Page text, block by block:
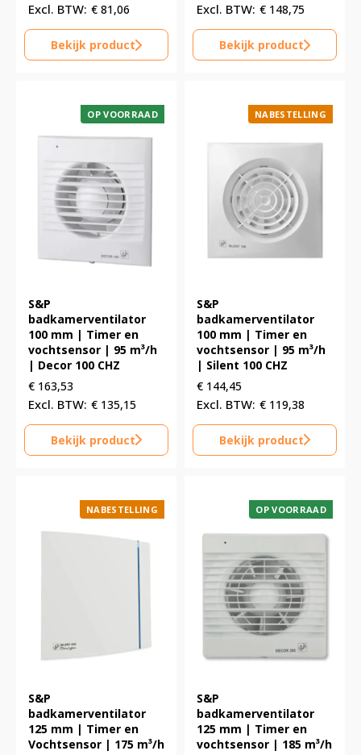
€ 81,06
Bekijk product
€ 148,75
Bekijk product
OP VOORRAAD
S&P
badkamerventilator
100 mm | Timer en
vochtsensor | 95 m³/h
| Decor 100 CHZ
€ 163,53
€ 135,15
Bekijk product
NABESTELLING
S&P
badkamerventilator
100 mm | Timer en
vochtsensor | 95 m³/h
| Silent 100 CHZ
€ 144,45
€ 119,38
Bekijk product
NABESTELLING
S&P
badkamerventilator
125 mm | Timer en
Vochtsensor | 175 m³/h
OP VOORRAAD
S&P
badkamerventilator
125 mm | Timer en
vochtsensor | 185 m³/h